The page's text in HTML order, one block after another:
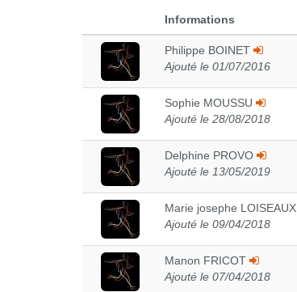
Informations
Philippe BOINET
Ajouté le 01/07/2016
Sophie MOUSSU
Ajouté le 28/08/2018
Delphine PROVO
Ajouté le 13/05/2019
Marie josephe LOISEAUX
Ajouté le 09/04/2018
Manon FRICOT
Ajouté le 07/04/2018